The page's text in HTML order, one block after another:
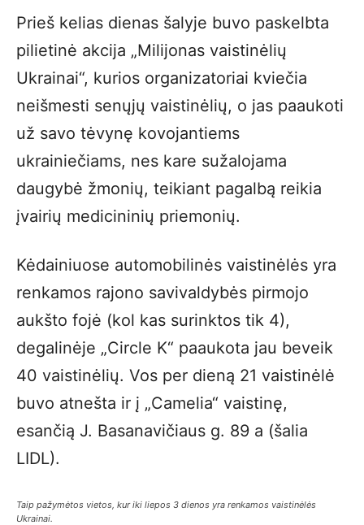
Prieš kelias dienas šalyje buvo paskelbta
pilietinė akcija „Milijonas vaistinėlių
Ukrainai“, kurios organizatoriai kviečia
neišmesti senųjų vaistinėlių, o jas paaukoti
už savo tėvynę kovojantiems
ukrainiečiams, nes kare sužalojama
daugybė žmonių, teikiant pagalbą reikia
įvairių medicininių priemonių.
Kėdainiuose automobilinės vaistinėlės yra
renkamos rajono savivaldybės pirmojo
aukšto fojė (kol kas surinktos tik 4),
degalinėje „Circle K“ paaukota jau beveik
40 vaistinėlių. Vos per dieną 21 vaistinėlė
buvo atnešta ir į „Camelia“ vaistinę,
esančią J. Basanavičiaus g. 89 a (šalia
LIDL).
Taip pažymėtos vietos, kur iki liepos 3 dienos yra renkamos vaistinėlės
Ukrainai.